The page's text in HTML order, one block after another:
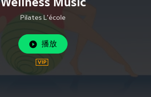
Pilates L'école
播放